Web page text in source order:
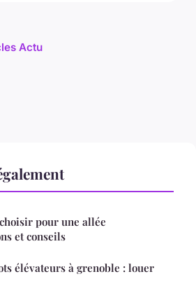
Actu
pour une allée
et conseils
élévateurs à grenoble : louer